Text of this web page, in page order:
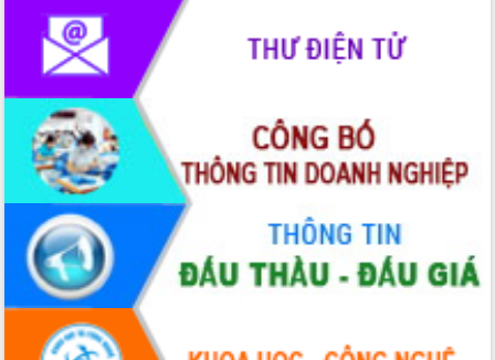
Hội thảo góp ý hồ sơ điều chỉnh quy
hoạch tỉnh Đắk Lắk thời kỳ 2021-2030,
tầm nhìn đến năm 2050
Nâng cao hiệu quả hoạt động của các
doanh nghiệp nhà nước
Hội nghị triển khai kết nối mạng
truyền số liệu chuyên dùng phục vụ cơ
quan Đảng, Nhà nước
Lễ phát động chuỗi hoạt động chung
tay làm sạch môi trường
Xã Ea Kar bước chuyển mình trong
công tác cải cách hành chính mô hình
mới
UBND tỉnh họp báo định kỳ tháng 4
năm 2026